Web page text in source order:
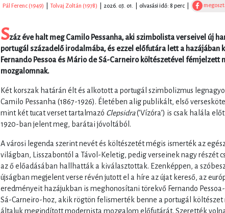
Pál Ferenc (1949) Tolvaj Zoltán (1978) 2026. 03. 01. olvasási idő: 8 perc
Száz éve halt meg Camilo Pessanha, aki szimbolista verseivel új
portugál századelő irodalmába, és ezzel előfutára lett a hazájában
Fernando Pessoa és Mário de Sá-Carneiro költészetével fémjelzett
mozgalomnak.
Két korszak határán élt és alkotott a portugál szimbolizmus
Camilo Pessanha (1867-1926). Életében alig publikált, első
mint két tucat verset tartalmazó Clepsidra(’Vízóra’) is csak halála
1920-ban jelent meg, barátai jóvoltából.
A városi legenda szerint nevét és költészetét mégis ismerték az
világban, Lisszabontól a Távol-Keletig, pedig verseinek nagy részét
az ő előadásában hallhatták a kiválasztottak. Ezenképpen, a
újságban megjelent verse révén jutott el a híre az újat kereső, az
eredményeit hazájukban is meghonosítani törekvő Fernando
Sá-Carneiro-hoz, akik rögtön felismerték benne a portugál költészet
általuk megindított modernista mozgalom előfutárát. Szerették